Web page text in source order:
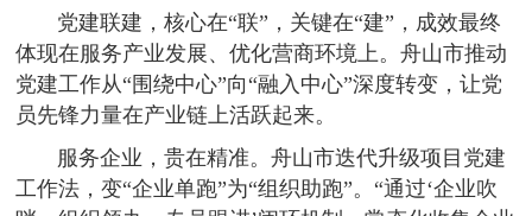
党建联建，核心在“联”，关键在“建”，成效最终
体现在服务产业发展、优化营商环境上。舟山市推动
党建工作从“围绕中心”向“融入中心”深度转变，让党
员先锋力量在产业链上活跃起来。
服务企业，贵在精准。舟山市迭代升级项目党建
工作法，变“企业单跑”为“组织助跑”。“通过‘企业吹